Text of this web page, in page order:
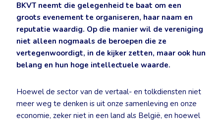
BKVT neemt die gelegenheid te baat om een
groots evenement te organiseren, haar naam en
reputatie waardig. Op die manier wil de vereniging
niet alleen nogmaals de beroepen die ze
vertegenwoordigt, in de kijker zetten, maar ook hun
belang en hun hoge intellectuele waarde.
Hoewel de sector van de vertaal- en tolkdiensten niet
meer weg te denken is uit onze samenleving en onze
economie, zeker niet in een land als België, en hoewel